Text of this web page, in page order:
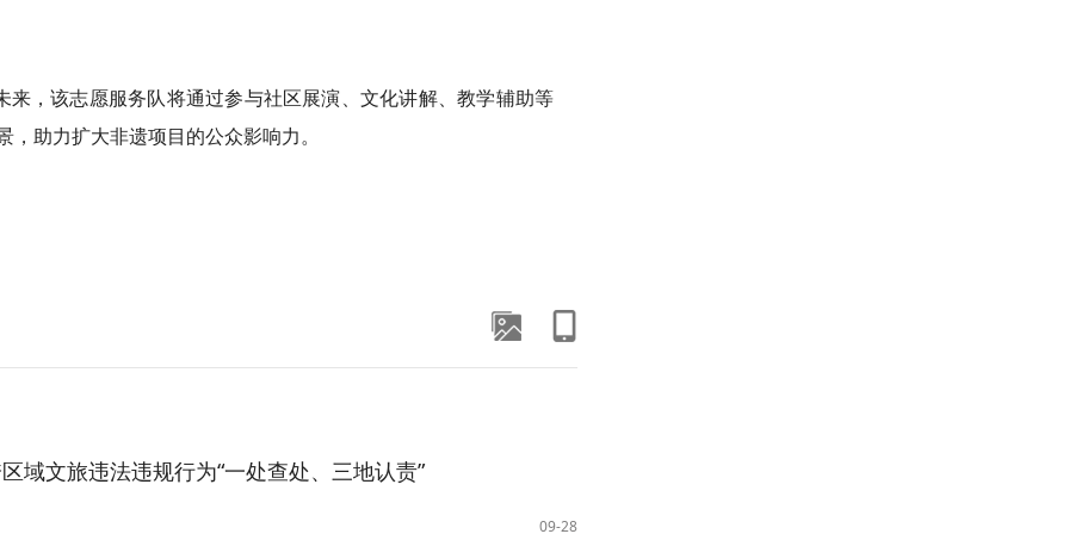
，该志愿服务队将通过参与社区展演、文化讲解、教学辅助等
助力扩大非遗项目的公众影响力。
域文旅违法违规行为“一处查处、三地认责”
09-28